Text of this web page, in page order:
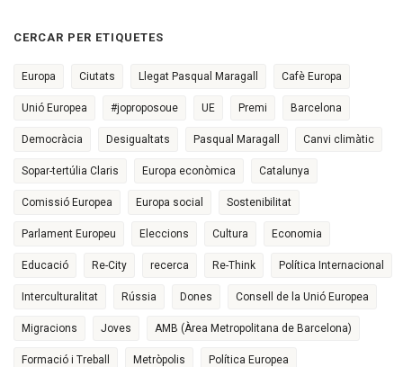
CERCAR PER ETIQUETES
Europa Ciutats Llegat Pasqual Maragall Cafè Europa
Unió Europea #joproposoue UE Premi Barcelona
Democràcia Desigualtats Pasqual Maragall Canvi climàtic
Sopar-tertúlia Claris Europa econòmica Catalunya
Comissió Europea Europa social Sostenibilitat
Parlament Europeu Eleccions Cultura Economia
Educació Re-City recerca Re-Think Política Internacional
Interculturalitat Rússia Dones Consell de la Unió Europea
Migracions Joves AMB (Àrea Metropolitana de Barcelona)
Formació i Treball Metròpolis Política Europea